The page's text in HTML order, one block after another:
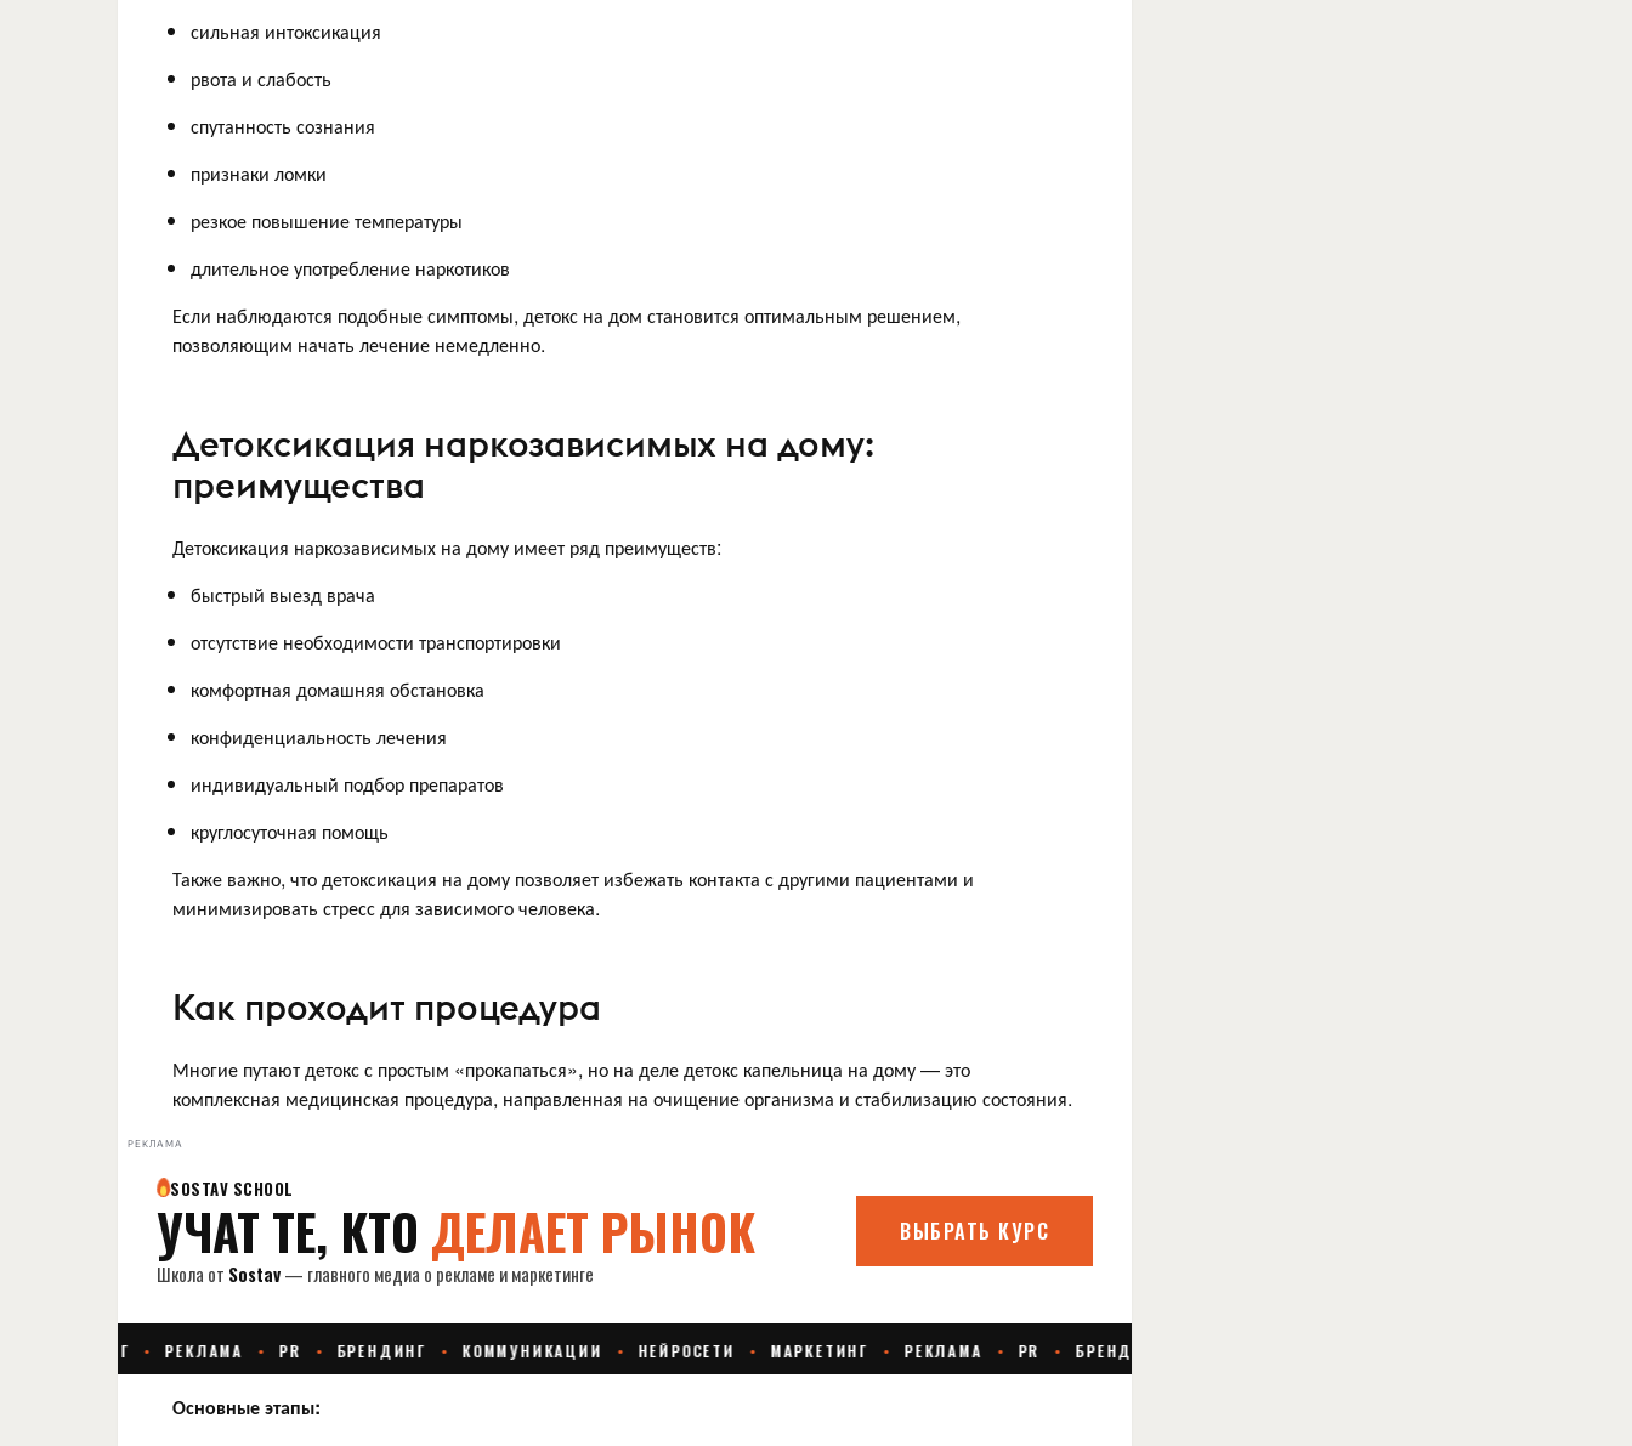
сильная интоксикация
рвота и слабость
спутанность сознания
признаки ломки
резкое повышение температуры
длительное употребление наркотиков
Если наблюдаются подобные симптомы, детокс на дом становится оптимальным решением,
позволяющим начать лечение немедленно.
Детоксикация наркозависимых на дому:
преимущества
Детоксикация наркозависимых на дому имеет ряд преимуществ:
быстрый выезд врача
отсутствие необходимости транспортировки
комфортная домашняя обстановка
конфиденциальность лечения
индивидуальный подбор препаратов
круглосуточная помощь
Также важно, что детоксикация на дому позволяет избежать контакта с другими пациентами и
минимизировать стресс для зависимого человека.
Как проходит процедура
Многие путают детокс с простым «прокапаться», но на деле детокс капельница на дому — это
комплексная медицинская процедура, направленная на очищение организма и стабилизацию состояния.
РЕКЛАМА
Основные этапы: